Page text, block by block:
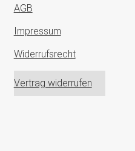
AGB
Impressum
Widerrufsrecht
Vertrag widerrufen